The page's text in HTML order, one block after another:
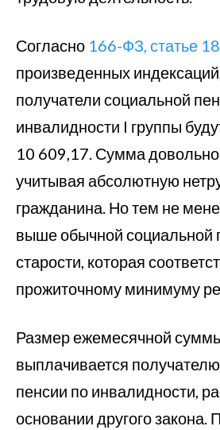
Согласно 166-ФЗ, статье 18
произведенных
получатели социальной
инвалидности I группы
10 609,17. Сумма
учитывая абсолютную
гражданина. Но тем не
выше обычной социальной
старости, которая
прожиточному минимуму
Размер ежемесячной
выплачивается
пенсии по инвалидности,
основании другого закона.